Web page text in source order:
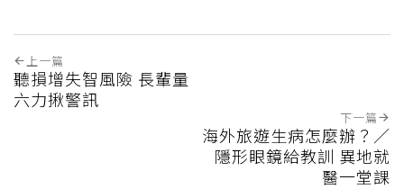
上一篇
聽損增失智風險 長輩量
六力揪警訊
下一篇
海外旅遊生病怎麼辦？／
隱形眼鏡給教訓 異地就
醫一堂課